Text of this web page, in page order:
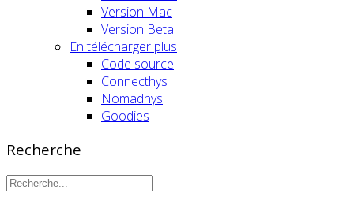
Version Mac
Version Beta
En télécharger plus
Code source
Connecthys
Nomadhys
Goodies
Recherche